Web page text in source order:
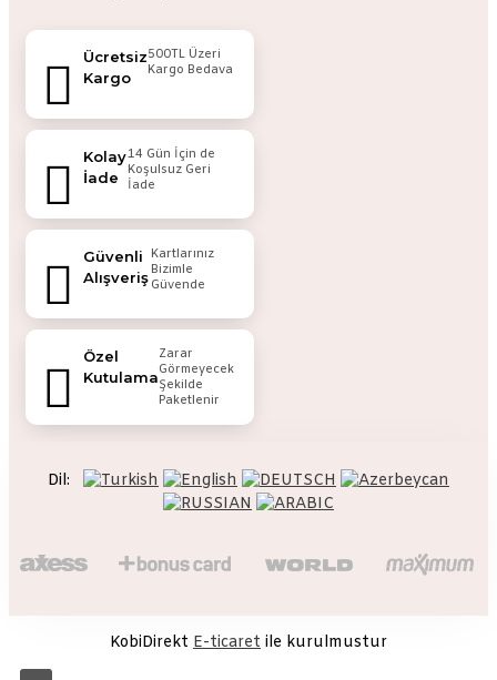
Ücretsiz
Kargo
500TL Üzeri
Kargo Bedava
Kolay
İade
14 Gün İçin de
Koşulsuz Geri
İade
Güvenli
Alışveriş
Kartlarınız
Bizimle
Güvende
Özel
Kutulama
Zarar
Görmeyecek
Şekilde
Paketlenir
Dil:
KobiDirekt E-ticaret ile kurulmustur